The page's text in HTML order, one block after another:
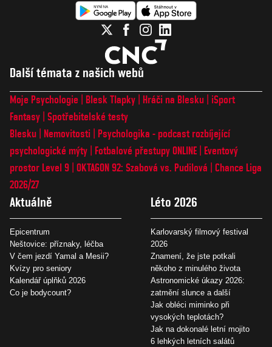
Další témata z našich webů
Moje Psychologie Blesk Tlapky Hráči na Blesku
iSport
Fantasy Spotřebitelské testy
Blesku
Nemovitosti
Psychologika - podcast rozbíjející
psychologické mýty
Fotbalové přestupy ONLINE
Eventový
prostor Level 9 OKTAGON 92: Szabová vs. Pudilová
Chance Liga
2026/27
Aktuálně
Epicentrum
Neštovice: příznaky, léčba
V čem jezdí Yamal a Mesii?
Kvízy pro seniory
Kalendář úplňků 2026
Co je bodycount?
Léto 2026
Karlovarský filmový festival
2026
Znamení, že jste potkali
někoho z minulého života
Astronomické úkazy 2026:
zatmění slunce a další
Jak obléci miminko při
vysokých teplotách?
Jak na dokonalé letní mojito
6 lehkých letních salátů